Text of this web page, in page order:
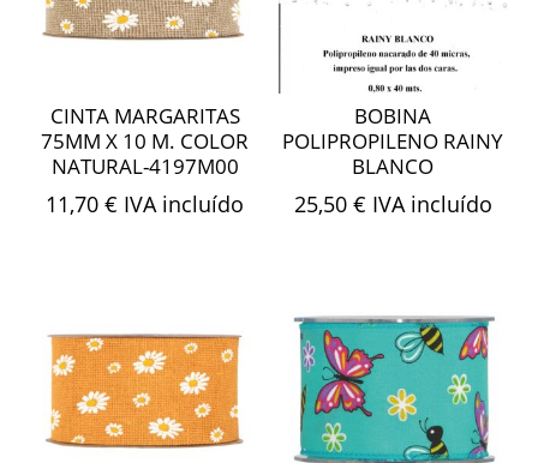
CINTA MARGARITAS
75MM X 10 M. COLOR
NATURAL-4197M00
11,70€ IVA incluído
BOBINA
POLIPROPILENO RAINY
BLANCO
25,50 € IVA incluído